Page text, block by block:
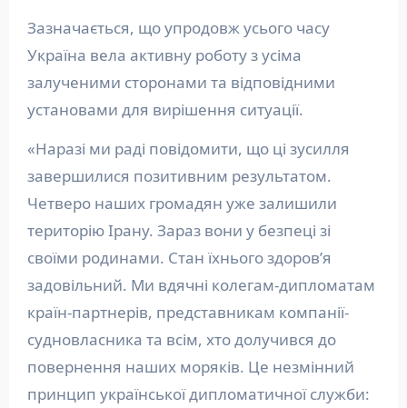
Зазначається, що упродовж усього часу
Україна вела активну роботу з усіма
залученими сторонами та відповідними
установами для вирішення ситуації.
«Наразі ми раді повідомити, що ці зусилля
завершилися позитивним результатом.
Четверо наших громадян уже залишили
територію Ірану. Зараз вони у безпеці зі
своїми родинами. Стан їхнього здоров’я
задовільний. Ми вдячні колегам-дипломатам
країн-партнерів, представникам компанії-
судновласника та всім, хто долучився до
повернення наших моряків. Це незмінний
принцип української дипломатичної служби: